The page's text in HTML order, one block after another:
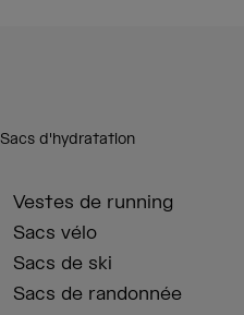
Sacs d'hydratation
Vestes de running
Sacs vélo
Sacs de ski
Sacs de randonnée